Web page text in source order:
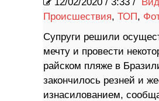
Происшествия, ТОП,
Супруги решили
мечту и провести
райском пляже в
закончилось резней и
изнасилованием,